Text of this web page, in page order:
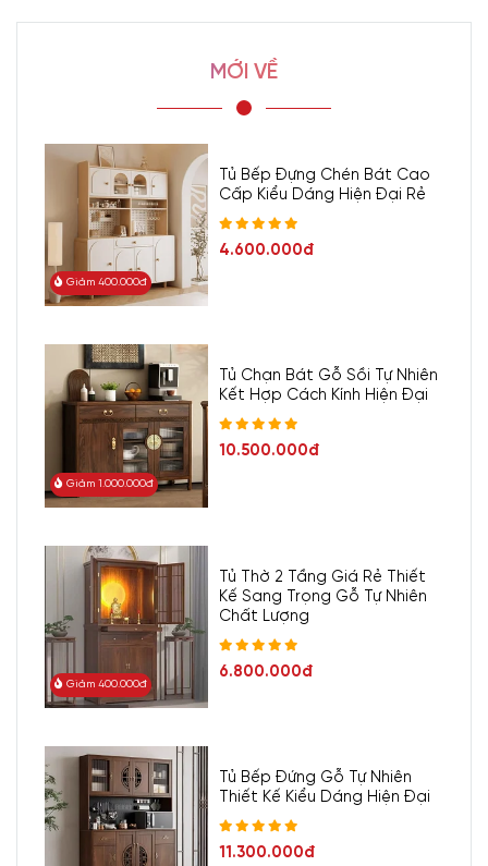
MỚI VỀ
Giảm 400.000đ
Tủ Bếp Đựng Chén Bát Cao
Cấp Kiểu Dáng Hiện Đại Rẻ
4.600.000đ
Giảm 1.000.000đ
Tủ Chạn Bát Gỗ Sồi Tự Nhiên
Kết Hợp Cách Kính Hiện Đại
10.500.000đ
Giảm 400.000đ
Tủ Thờ 2 Tầng Giá Rẻ Thiết
Kế Sang Trọng Gỗ Tự Nhiên
Chất Lượng
6.800.000đ
Tủ Bếp Đứng Gỗ Tự Nhiên
Thiết Kế Kiểu Dáng Hiện Đại
11.300.000đ